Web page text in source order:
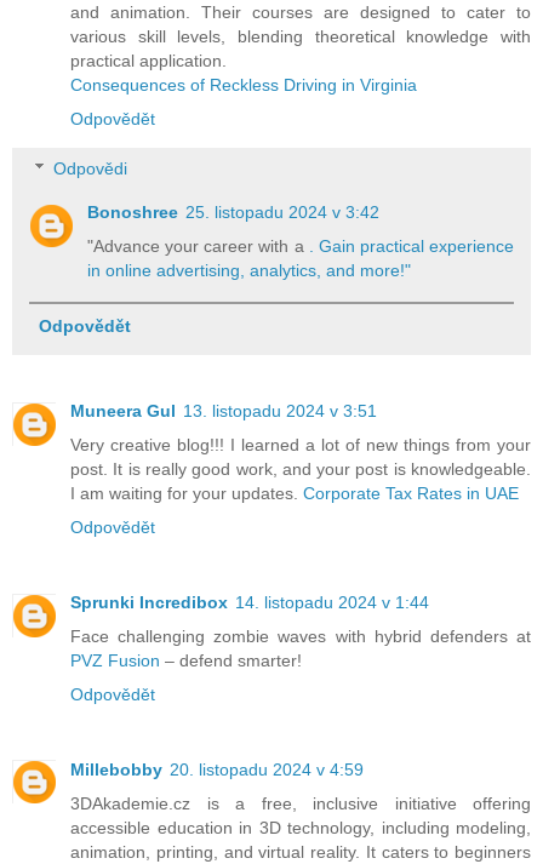
and animation. Their courses are designed to cater to
various skill levels, blending theoretical knowledge with
practical application.
Consequences of Reckless Driving in Virginia
Odpovědět
Odpovědi
Bonoshree 25. listopadu 2024 v 3:42
"Advance your career with a . Gain practical experience
in online advertising, analytics, and more!"
Odpovědět
Muneera Gul 13. listopadu 2024 v 3:51
Very creative blog!!! I learned a lot of new things from your
post. It is really good work, and your post is knowledgeable.
I am waiting for your updates. Corporate Tax Rates in UAE
Odpovědět
Sprunki Incredibox 14. listopadu 2024 v 1:44
Face challenging zombie waves with hybrid defenders at
PVZ Fusion – defend smarter!
Odpovědět
Millebobby 20. listopadu 2024 v 4:59
3DAkademie.cz is a free, inclusive initiative offering
accessible education in 3D technology, including modeling,
animation, printing, and virtual reality. It caters to beginners